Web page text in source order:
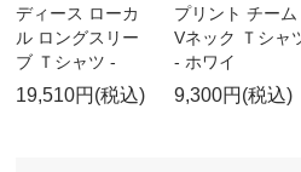
ディース ローカ
ル ロングスリー
ブ Ｔシャツ -
19,510円(税込)
プリント チーム
Vネック Ｔシャ
- ホワイ
9,300円(税込)